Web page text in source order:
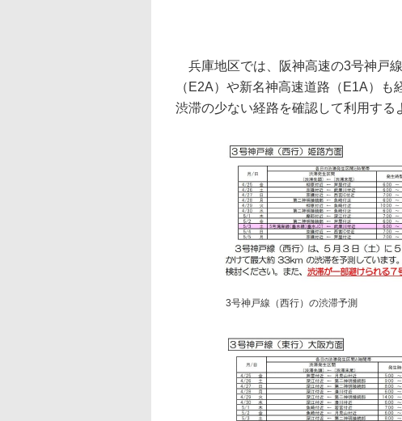
兵庫地区では、阪神高速の3号神戸
（E2A）や新名神高速道路（E1A）
渋滞の少ない経路を確認して利用する
3号神戸線（西行）の渋滞予測